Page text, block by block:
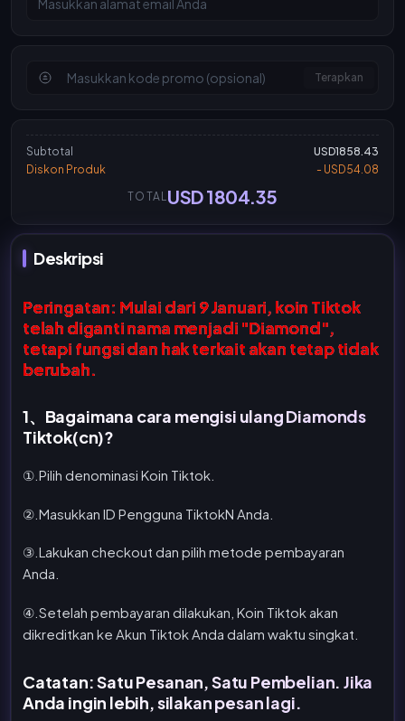
Terapkan
Subtotal
USD1858.43
Diskon Produk
- USD54.08
TOTAL USD 1804.35
Deskripsi
Peringatan: Mulai dari 9 Januari, koin Tiktok
telah diganti nama menjadi "Diamond",
tetapi fungsi dan hak terkait akan tetap tidak
berubah.
1、Bagaimana cara mengisi ulang Diamonds
Tiktok(cn)?
①.Pilih denominasi Koin Tiktok.
②.Masukkan ID Pengguna TiktokN Anda.
③.Lakukan checkout dan pilih metode pembayaran
Anda.
④.Setelah pembayaran dilakukan, Koin Tiktok akan
dikreditkan ke Akun Tiktok Anda dalam waktu singkat.
Catatan: Satu Pesanan, Satu Pembelian. Jika
Anda ingin lebih, silakan pesan lagi.